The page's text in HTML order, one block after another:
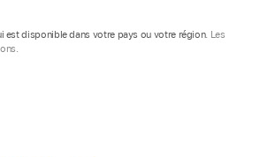
est disponible dans votre pays ou votre région. Les